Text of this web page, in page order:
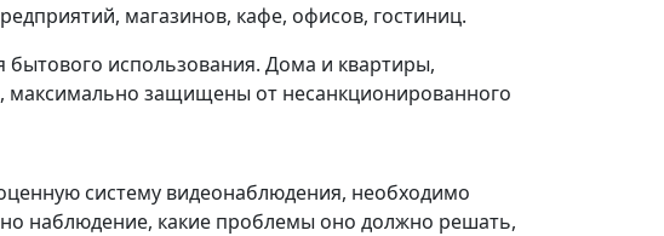
магазинов, кафе, офисов, гостиниц.
бытового использования. Дома и квартиры,
защищены от несанкционированного
систему видеонаблюдения, необходимо
наблюдение, какие проблемы оно должно решать,